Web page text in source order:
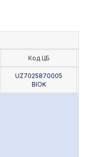
Код ЦБ
UZ7025870005
BIOK